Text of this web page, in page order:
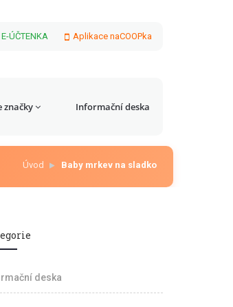
E-ÚČTENKA Aplikace naCOOPka
značky Informační deska
Úvod Baby mrkev na sladko
deska